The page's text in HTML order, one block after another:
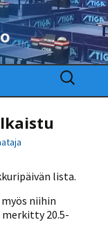
Haku:
lista.
niihin
20.5-